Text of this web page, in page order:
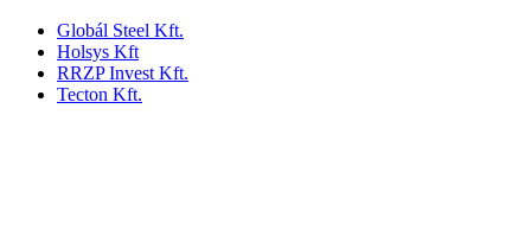
Globál Steel Kft.
Holsys Kft
RRZP Invest Kft.
Tecton Kft.